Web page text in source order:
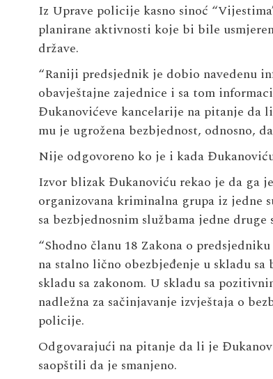
Iz Uprave policije kasno sinoć
planirane aktivnosti koje bi bile
države.
“Raniji predsjednik je dobio navedenu
obavještajne zajednice i sa tom
Đukanovićeve kancelarije na pitanje da
mu je ugrožena bezbjednost, odnosno,
Nije odgovoreno ko je i kada
Izvor blizak Đukanoviću rekao je da ga
organizovana kriminalna grupa iz jedne
sa bezbjednosnim službama jedne druge
“Shodno članu 18 Zakona o
na stalno lično obezbjeđenje u skladu
skladu sa zakonom. U skladu sa
nadležna za sačinjavanje izvještaja o
policije.
Odgovarajući na pitanje da li je
saopštili da je smanjeno.